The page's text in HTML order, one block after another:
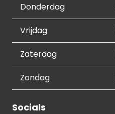
Donderdag
Vrijdag
Zaterdag
Zondag
Socials